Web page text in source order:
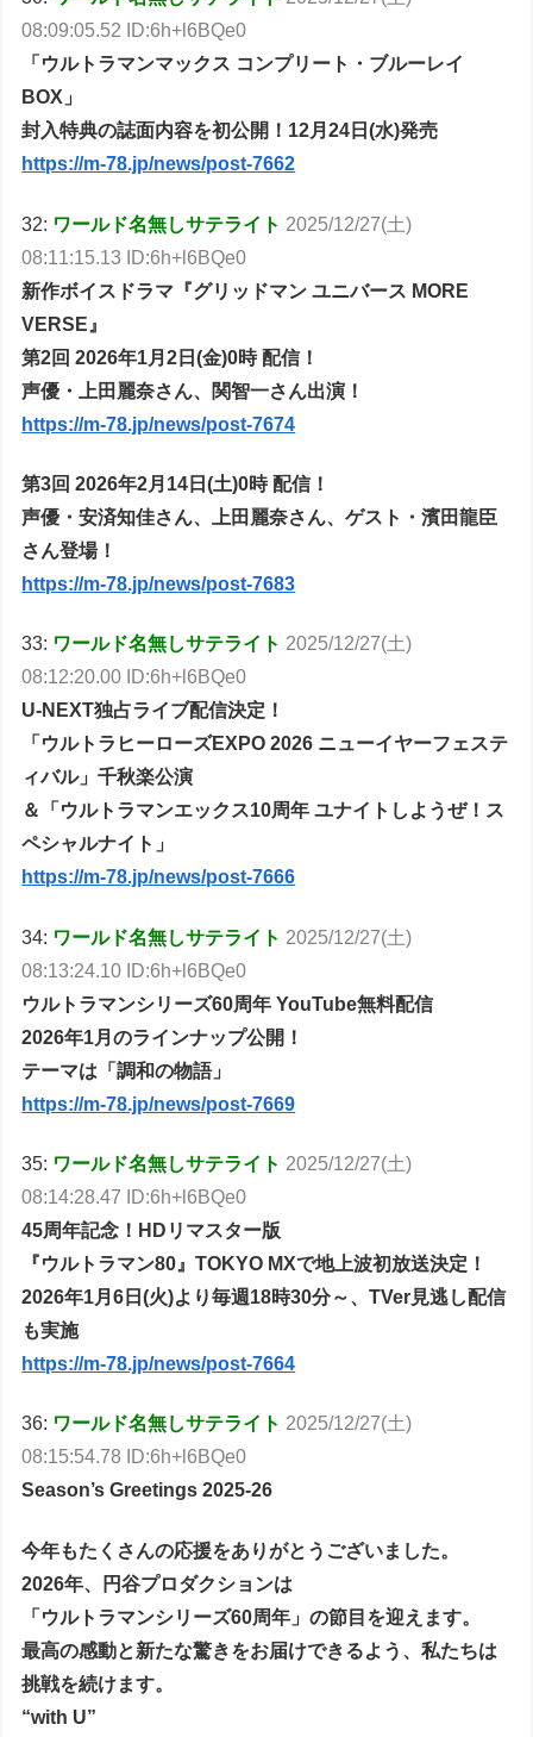
08:09:05.52 ID:6h+l6BQe0
「ウルトラマンマックス コンプリート・ブルーレイ
BOX」
封入特典の誌面内容を初公開！12月24日(水)発売
https://m-78.jp/news/post-7662
32: ワールド名無しサテライト 2025/12/27(土)
08:11:15.13 ID:6h+l6BQe0
新作ボイスドラマ『グリッドマン ユニバース MORE
VERSE』
第2回 2026年1月2日(金)0時 配信！
声優・上田麗奈さん、関智一さん出演！
https://m-78.jp/news/post-7674
第3回 2026年2月14日(土)0時 配信！
声優・安済知佳さん、上田麗奈さん、ゲスト・濱田龍臣
さん登場！
https://m-78.jp/news/post-7683
33: ワールド名無しサテライト 2025/12/27(土)
08:12:20.00 ID:6h+l6BQe0
U-NEXT独占ライブ配信決定！
「ウルトラヒーローズEXPO 2026 ニューイヤーフェステ
ィバル」千秋楽公演
＆「ウルトラマンエックス10周年 ユナイトしようぜ！ス
ペシャルナイト」
https://m-78.jp/news/post-7666
34: ワールド名無しサテライト 2025/12/27(土)
08:13:24.10 ID:6h+l6BQe0
ウルトラマンシリーズ60周年 YouTube無料配信
2026年1月のラインナップ公開！
テーマは「調和の物語」
https://m-78.jp/news/post-7669
35: ワールド名無しサテライト 2025/12/27(土)
08:14:28.47 ID:6h+l6BQe0
45周年記念！HDリマスター版
『ウルトラマン80』TOKYO MXで地上波初放送決定！
2026年1月6日(火)より毎週18時30分～、TVer見逃し配信
も実施
https://m-78.jp/news/post-7664
36: ワールド名無しサテライト 2025/12/27(土)
08:15:54.78 ID:6h+l6BQe0
Season’s Greetings 2025-26
今年もたくさんの応援をありがとうございました。
2026年、円谷プロダクションは
「ウルトラマンシリーズ60周年」の節目を迎えます。
最高の感動と新たな驚きをお届けできるよう、私たちは
挑戦を続けます。
“with U”